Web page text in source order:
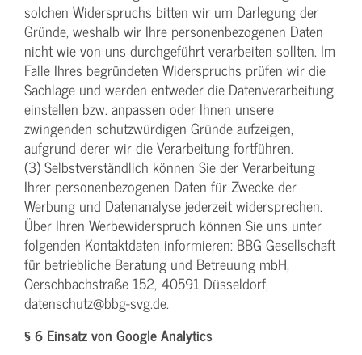
solchen Widerspruchs bitten wir um Darlegung der
Gründe, weshalb wir Ihre personenbezogenen Daten
nicht wie von uns durchgeführt verarbeiten sollten. Im
Falle Ihres begründeten Widerspruchs prüfen wir die
Sachlage und werden entweder die Datenverarbeitung
einstellen bzw. anpassen oder Ihnen unsere
zwingenden schutzwürdigen Gründe aufzeigen,
aufgrund derer wir die Verarbeitung fortführen.
(3) Selbstverständlich können Sie der Verarbeitung
Ihrer personenbezogenen Daten für Zwecke der
Werbung und Datenanalyse jederzeit widersprechen.
Über Ihren Werbewiderspruch können Sie uns unter
folgenden Kontaktdaten informieren: BBG Gesellschaft
für betriebliche Beratung und Betreuung mbH,
Oerschbachstraße 152, 40591 Düsseldorf,
datenschutz@bbg-svg.de.
§ 6 Einsatz von Google Analytics